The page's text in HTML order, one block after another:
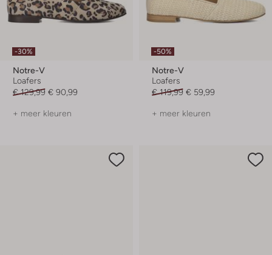
-30%
Notre-V
Loafers
€ 129,99 € 90,99
+ meer kleuren
-50%
Notre-V
Loafers
€ 119,99 € 59,99
+ meer kleuren